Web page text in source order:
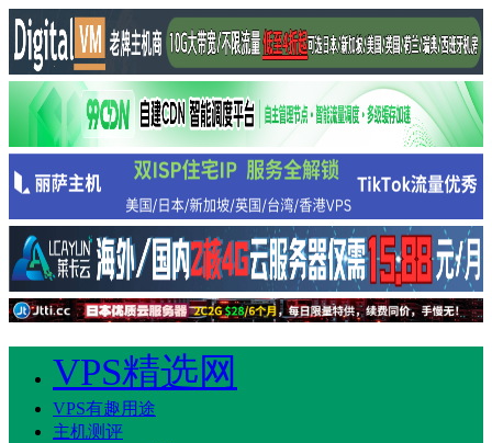
VPS精选网
VPS有趣用途
主机测评